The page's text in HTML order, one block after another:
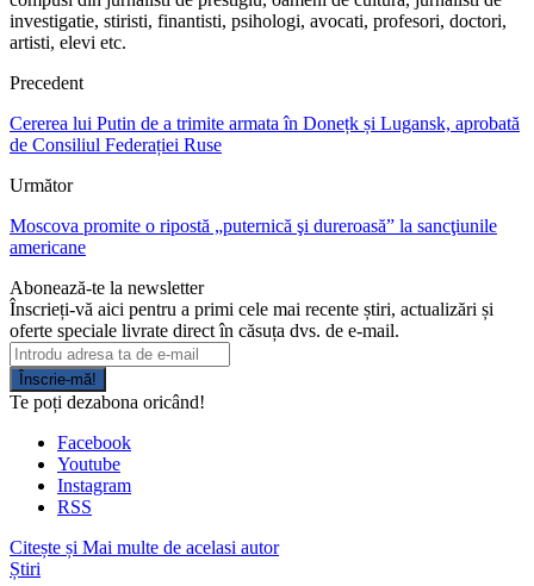
investigatie, stiristi, finantisti, psihologi, avocati, profesori, doctori,
artisti, elevi etc.
Precedent
Cererea lui Putin de a trimite armata în Donețk și Lugansk, aprobată
de Consiliul Federației Ruse
Următor
Moscova promite o ripostă „puternică şi dureroasă” la sancţiunile
americane
Abonează-te la newsletter
Înscrieți-vă aici pentru a primi cele mai recente știri, actualizări și
oferte speciale livrate direct în căsuța dvs. de e-mail.
Înscrie-mă!
Te poți dezabona oricând!
Facebook
Youtube
Instagram
RSS
Citește și Mai multe de acelasi autor
Știri